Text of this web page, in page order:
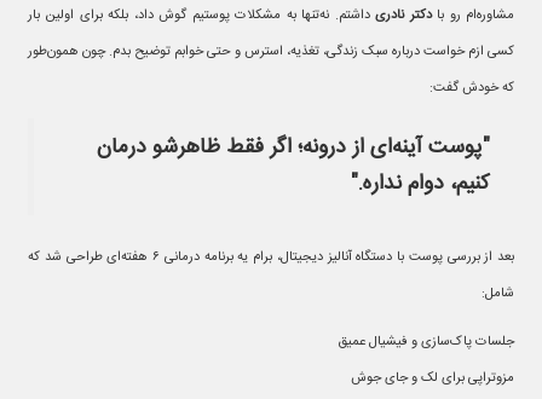
مشاوره‌ام رو بادکتر نادریداشتم. نه‌تنها به مشکلات پوستیم گوش داد، بلکه برای اولین بار
کسی ازم خواست درباره سبک زندگی، تغذیه، استرس و حتی خوابم توضیح بدم. چون همون‌طور
که خودش گفت:
"پوست آینه‌ای از درونه؛ اگر فقط ظاهرشو درمان
کنیم، دوام نداره."
بعد از بررسی پوست با دستگاه آنالیز دیجیتال، برام یه برنامه درمانی ۶ هفته‌ای طراحی شد که
شامل:
جلسات پاک‌سازی و فیشیال عمیق
مزوتراپی برای لک و جای جوش